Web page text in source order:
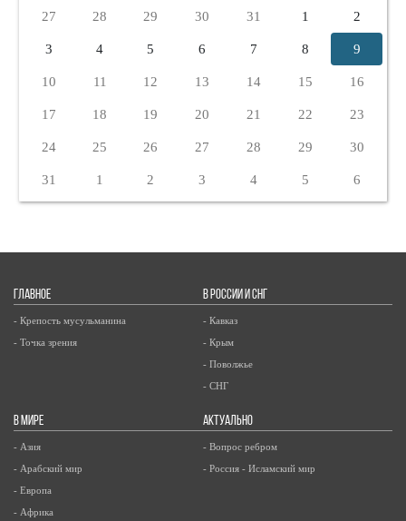
27 28 29 30 31 1 2
3 4 5 6 7 8 9
10 11 12 13 14 15 16
17 18 19 20 21 22 23
24 25 26 27 28 29 30
31 1 2 3 4 5 6
ГЛАВНОЕ
- Крепость мусульманина
- Точка зрения
В РОССИИ И СНГ
- Кавказ
- Крым
- Поволжье
- СНГ
В МИРЕ
- Азия
- Арабский мир
- Европа
- Африка
АКТУАЛЬНО
- Вопрос ребром
- Россия - Исламский мир